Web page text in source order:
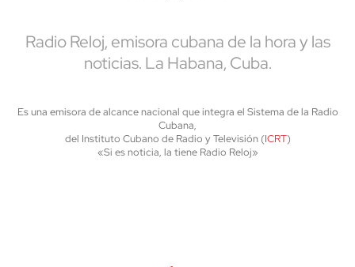
Radio Reloj, emisora cubana de la hora y las
noticias. La Habana, Cuba.
Es una emisora de alcance nacional que integra el Sistema de la Radio
Cubana,
del Instituto Cubano de Radio y Televisión (ICRT)
«Si es noticia, la tiene Radio Reloj»